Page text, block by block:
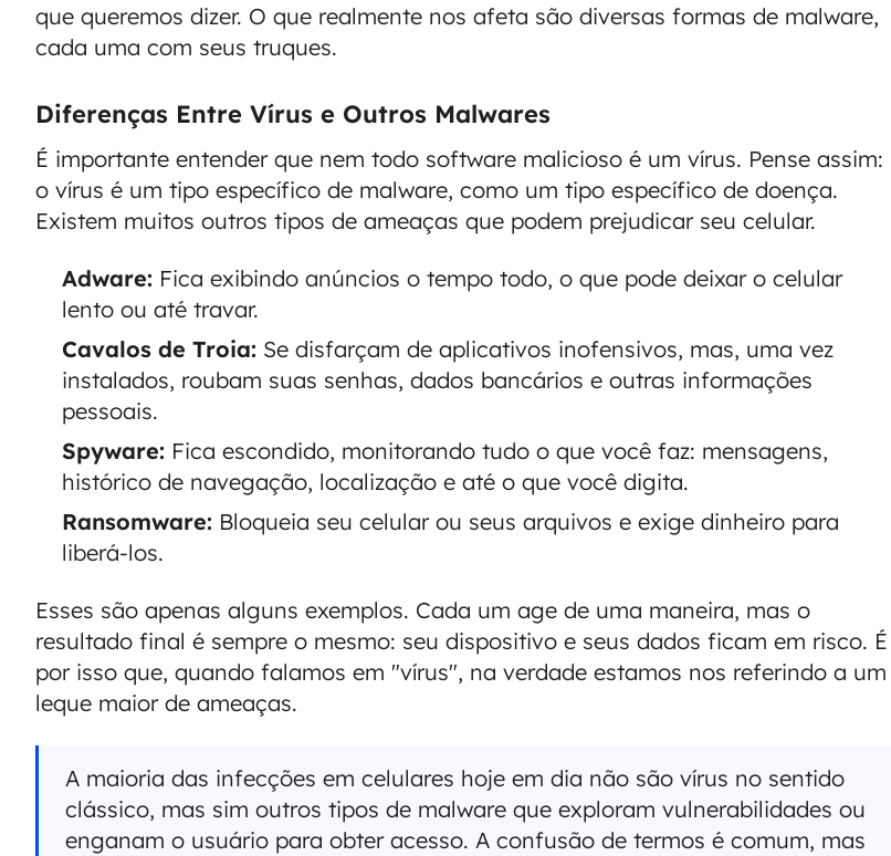
que queremos dizer. O que realmente nos afeta são diversas formas de malware,
cada uma com seus truques.
Diferenças Entre Vírus e Outros Malwares
É importante entender que nem todo software malicioso é um vírus. Pense assim:
o vírus é um tipo específico de malware, como um tipo específico de doença.
Existem muitos outros tipos de ameaças que podem prejudicar seu celular.
Adware: Fica exibindo anúncios o tempo todo, o que pode deixar o celular
lento ou até travar.
Cavalos de Troia: Se disfarçam de aplicativos inofensivos, mas, uma vez
instalados, roubam suas senhas, dados bancários e outras informações
pessoais.
Spyware: Fica escondido, monitorando tudo o que você faz: mensagens,
histórico de navegação, localização e até o que você digita.
Ransomware: Bloqueia seu celular ou seus arquivos e exige dinheiro para
liberá-los.
Esses são apenas alguns exemplos. Cada um age de uma maneira, mas o
resultado final é sempre o mesmo: seu dispositivo e seus dados ficam em risco. É
por isso que, quando falamos em "vírus", na verdade estamos nos referindo a um
leque maior de ameaças.
A maioria das infecções em celulares hoje em dia não são vírus no sentido
clássico, mas sim outros tipos de malware que exploram vulnerabilidades ou
enganam o usuário para obter acesso. A confusão de termos é comum, mas